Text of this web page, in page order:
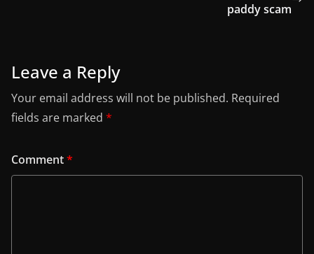
paddy scam
Leave a Reply
Your email address will not be published. Required
fields are marked *
Comment*